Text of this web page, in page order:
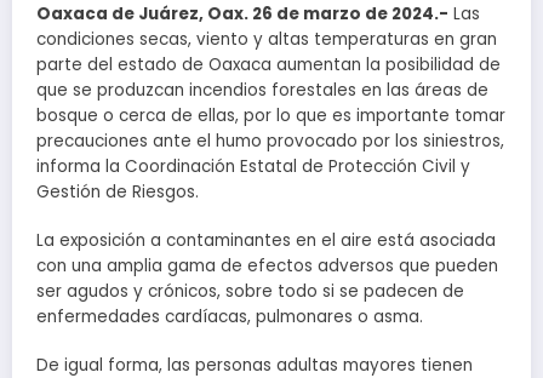
Oaxaca de Juárez, Oax. 26 de marzo de 2024.- Las
condiciones secas, viento y altas temperaturas en gran
parte del estado de Oaxaca aumentan la posibilidad de
que se produzcan incendios forestales en las áreas de
bosque o cerca de ellas, por lo que es importante tomar
precauciones ante el humo provocado por los siniestros,
informa la Coordinación Estatal de Protección Civil y
Gestión de Riesgos.
La exposición a contaminantes en el aire está asociada
con una amplia gama de efectos adversos que pueden
ser agudos y crónicos, sobre todo si se padecen de
enfermedades cardíacas, pulmonares o asma.
De igual forma, las personas adultas mayores tienen